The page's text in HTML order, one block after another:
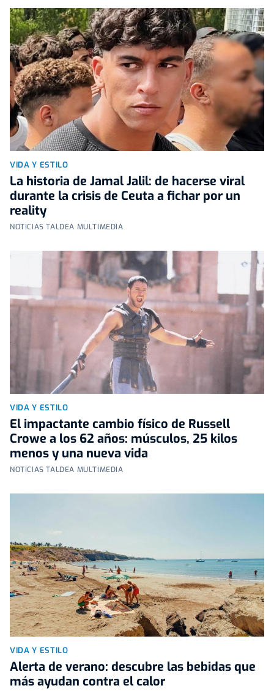
VIDA Y ESTILO
La historia de Jamal Jalil: de hacerse viral
durante la crisis de Ceuta a fichar por un
reality
NOTICIAS TALDEA MULTIMEDIA
VIDA Y ESTILO
El impactante cambio físico de Russell
Crowe a los 62 años: músculos, 25 kilos
menos y una nueva vida
NOTICIAS TALDEA MULTIMEDIA
VIDA Y ESTILO
Alerta de verano: descubre las bebidas que
más ayudan contra el calor